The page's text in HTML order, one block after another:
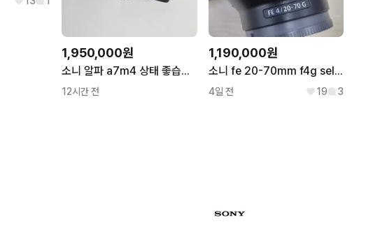
1,950,000원
소니 알파 a7m4 상태 좋습니다!
12시간 전
1,190,000원
소니 fe 20-70mm f4g sel2070g 풀프레임
4일 전 19 3